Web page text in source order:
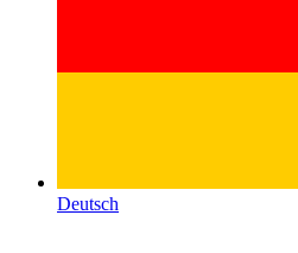
Deutsch